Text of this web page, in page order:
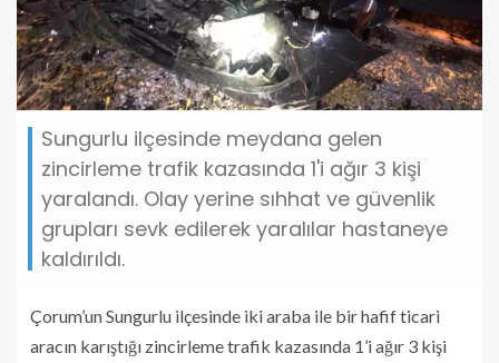
Sungurlu ilçesinde meydana gelen
zincirleme trafik kazasında 1'i ağır 3 kişi
yaralandı. Olay yerine sıhhat ve güvenlik
grupları sevk edilerek yaralılar hastaneye
kaldırıldı.
Çorum’un Sungurlu ilçesinde iki araba ile bir hafif ticari
aracın karıştığı zincirleme trafik kazasında 1’i ağır 3 kişi